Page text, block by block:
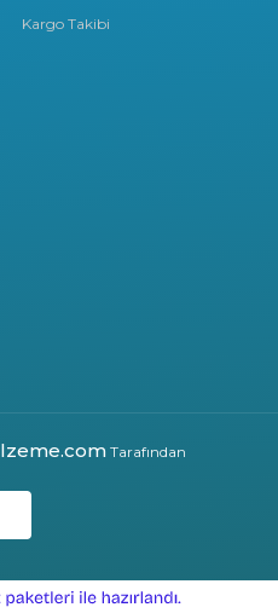
Kargo Takibi
Tarafından
e-